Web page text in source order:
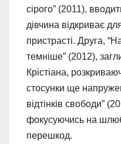
сірого” (2011),
дівчина відкриває
пристрасті. Друга,
темніше” (2012),
Крістіана,
стосунки ще
відтінків свободи”
фокусуючись на
перешкод.